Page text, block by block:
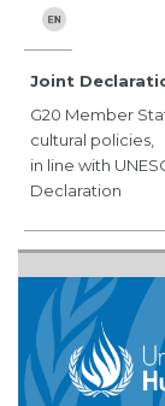
Joint
G20 Member
cultural policies,
in line with
Declaration